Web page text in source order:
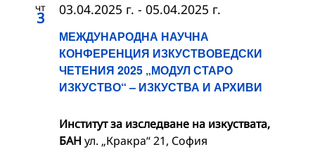
чт
3
МЕЖДУНАРОДНА НАУЧНА
КОНФЕРЕНЦИЯ ИЗКУСТВОВЕДСКИ
ЧЕТЕНИЯ 2025 „МОДУЛ СТАРО
ИЗКУСТВО“ – ИЗКУСТВА И АРХИВИ
03.04.2025 г. - 05.04.2025 г.
Институт за изследване на изкуствата,
БАН ул. „Кракра“ 21, София